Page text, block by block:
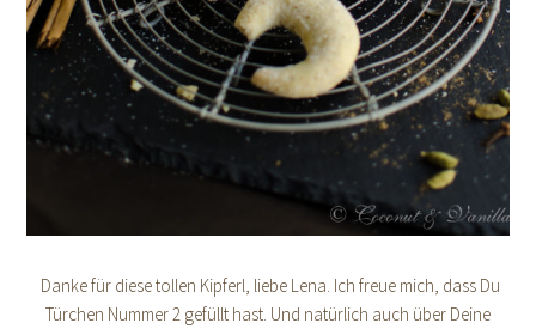
Danke für diese tollen Kipferl, liebe Lena. Ich freue mich, dass Du
Türchen Nummer 2 gefüllt hast. Und natürlich auch über Deine